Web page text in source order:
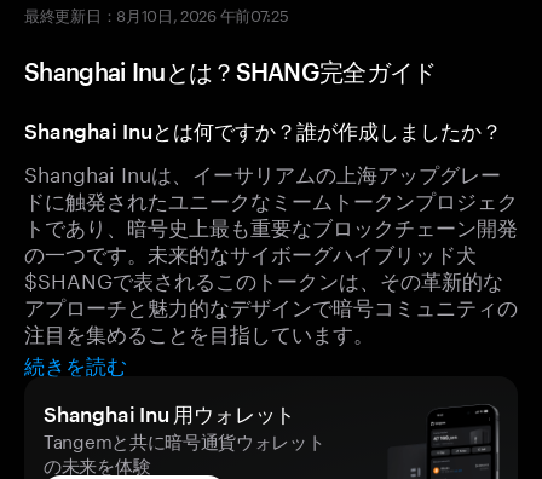
最終更新日：8月10日, 2026 午前07:25
Shanghai Inuとは？SHANG完全ガイド
Shanghai Inuとは何ですか？誰が作成しましたか？
Shanghai Inuは、イーサリアムの上海アップグレー
ドに触発されたユニークなミームトークンプロジェク
トであり、暗号史上最も重要なブロックチェーン開発
の一つです。未来的なサイボーグハイブリッド犬
$SHANGで表されるこのトークンは、その革新的な
アプローチと魅力的なデザインで暗号コミュニティの
注目を集めることを目指しています。
続きを読む
Shanghai Inu 用ウォレット
Tangemと共に暗号通貨ウォレット
の未来を体験